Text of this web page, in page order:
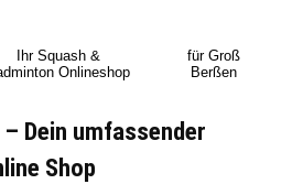
Ihr Squash &
Onlineshop
für Groß
Berßen
Dein umfassender
Shop